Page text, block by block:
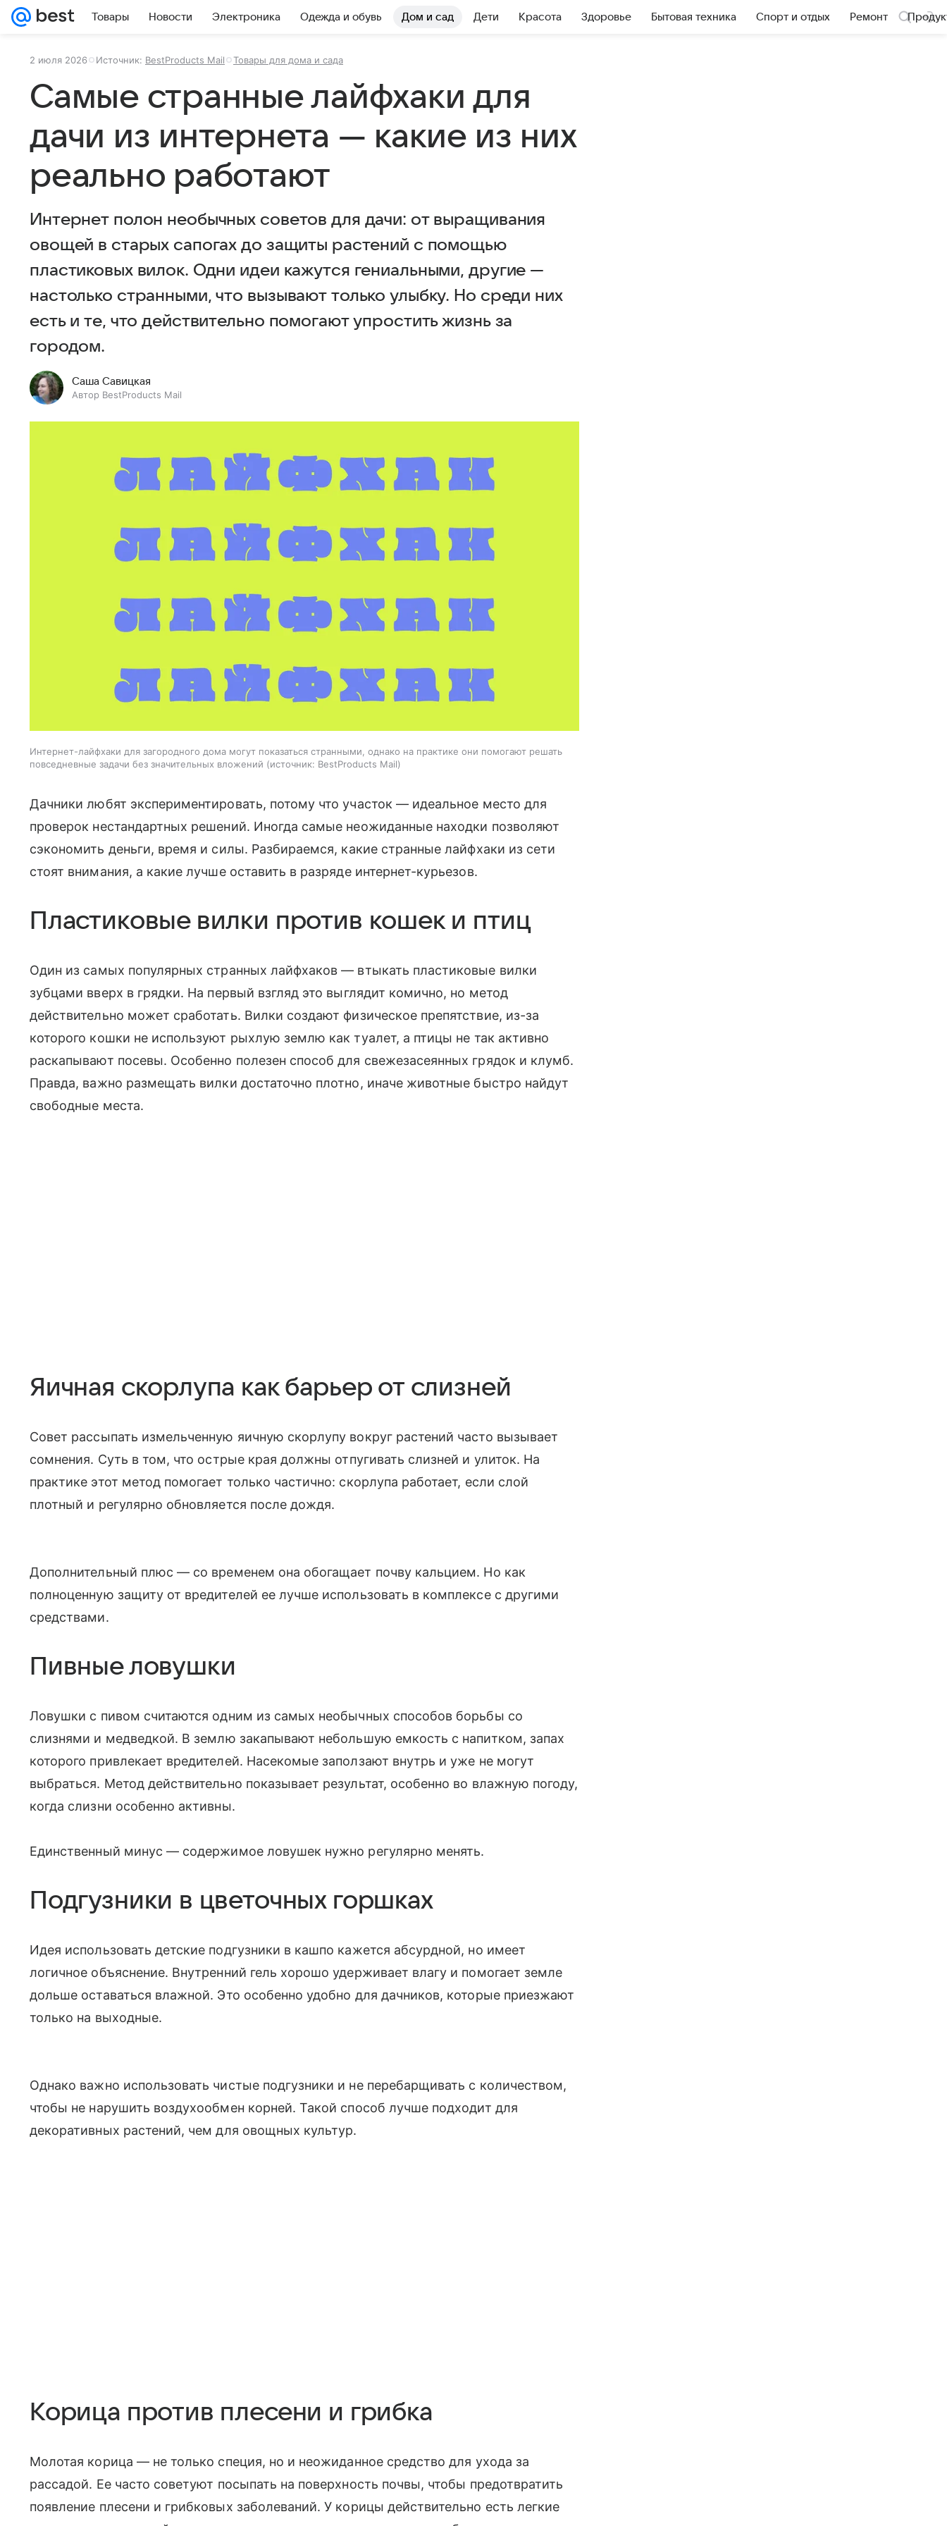
Товары Новости Электроника Одежда и обувь Дом и сад Дети Красота Здоровье Бытовая техника Спорт и отдых Ремонт
2 июля 2026 Источник: BestProducts Mail Товары для дома и сада
Самые странные лайфхаки для
дачи из интернета — какие из них
реально работают
Интернет полон необычных советов для дачи: от выращивания
овощей в старых сапогах до защиты растений с помощью
пластиковых вилок. Одни идеи кажутся гениальными, другие —
настолько странными, что вызывают только улыбку. Но среди них
есть и те, что действительно помогают упростить жизнь за
городом.
Саша Савицкая
Автор BestProducts Mail
Интернет-лайфхаки для загородного дома могут показаться странными, однако на практике они помогают решать
повседневные задачи без значительных вложений
источник: BestProducts Mail
Дачники любят экспериментировать, потому что участок — идеальное место для
проверок нестандартных решений. Иногда самые неожиданные находки позволяют
сэкономить деньги, время и силы. Разбираемся, какие странные лайфхаки из сети
стоят внимания, а какие лучше оставить в разряде интернет-курьезов.
Пластиковые вилки против кошек и птиц
Один из самых популярных странных лайфхаков — втыкать пластиковые вилки
зубцами вверх в грядки. На первый взгляд это выглядит комично, но метод
действительно может сработать. Вилки создают физическое препятствие, из-за
которого кошки не используют рыхлую землю как туалет, а птицы не так активно
раскапывают посевы. Особенно полезен способ для свежезасеянных грядок и клумб.
Правда, важно размещать вилки достаточно плотно, иначе животные быстро найдут
свободные места.
Яичная скорлупа как барьер от слизней
Совет рассыпать измельченную яичную скорлупу вокруг растений часто вызывает
сомнения. Суть в том, что острые края должны отпугивать слизней и улиток. На
практике этот метод помогает только частично: скорлупа работает, если слой
плотный и регулярно обновляется после дождя.
Дополнительный плюс — со временем она обогащает почву кальцием. Но как
полноценную защиту от вредителей ее лучше использовать в комплексе с другими
средствами.
Пивные ловушки
Ловушки с пивом считаются одним из самых необычных способов борьбы со
слизнями и медведкой. В землю закапывают небольшую емкость с напитком, запах
которого привлекает вредителей. Насекомые заползают внутрь и уже не могут
выбраться. Метод действительно показывает результат, особенно во влажную погоду,
когда слизни особенно активны.
Единственный минус — содержимое ловушек нужно регулярно менять.
Подгузники в цветочных горшках
Идея использовать детские подгузники в кашпо кажется абсурдной, но имеет
логичное объяснение. Внутренний гель хорошо удерживает влагу и помогает земле
дольше оставаться влажной. Это особенно удобно для дачников, которые приезжают
только на выходные.
Однако важно использовать чистые подгузники и не перебарщивать с количеством,
чтобы не нарушить воздухообмен корней. Такой способ лучше подходит для
декоративных растений, чем для овощных культур.
Корица против плесени и грибка
Молотая корица — не только специя, но и неожиданное средство для ухода за
рассадой. Ее часто советуют посыпать на поверхность почвы, чтобы предотвратить
появление плесени и грибковых заболеваний. У корицы действительно есть легкие